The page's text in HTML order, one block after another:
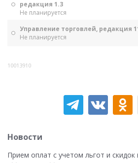
редакция 1.3
Не планируется
Управление торговлей, редакция
Не планируется
10013910
Новости
Прием оплат с учетом льгот и скидок